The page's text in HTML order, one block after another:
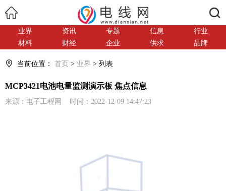
业界 资讯 专题 信息
行业
材料
财经 企业 供求 品牌
当前位置： 首页 > 业界 > 列表
MCP3421电池电量监测演示板 焦点信息
来源：电子工程网 时间：2022-12-09 14:47:23